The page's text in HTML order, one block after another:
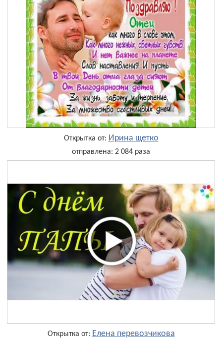
Открытка от: Ирина щетко
отправлена: 2 084 раза
Открытка от: Елена перевозчикова